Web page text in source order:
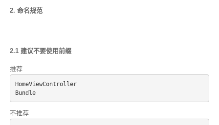
2. 命名规范
2.1 建议不要使用前缀
推荐
HomeViewController
Bundle
不推荐